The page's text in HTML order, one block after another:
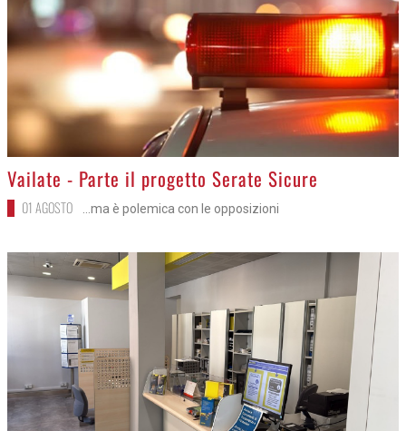
>
Vailate - Parte il progetto Serate Sicure
01 AGOSTO ...ma è polemica con le opposizioni